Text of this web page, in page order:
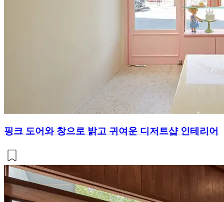
핑크 도어와 창으로 밝고 귀여운 디저트샵 인테리어